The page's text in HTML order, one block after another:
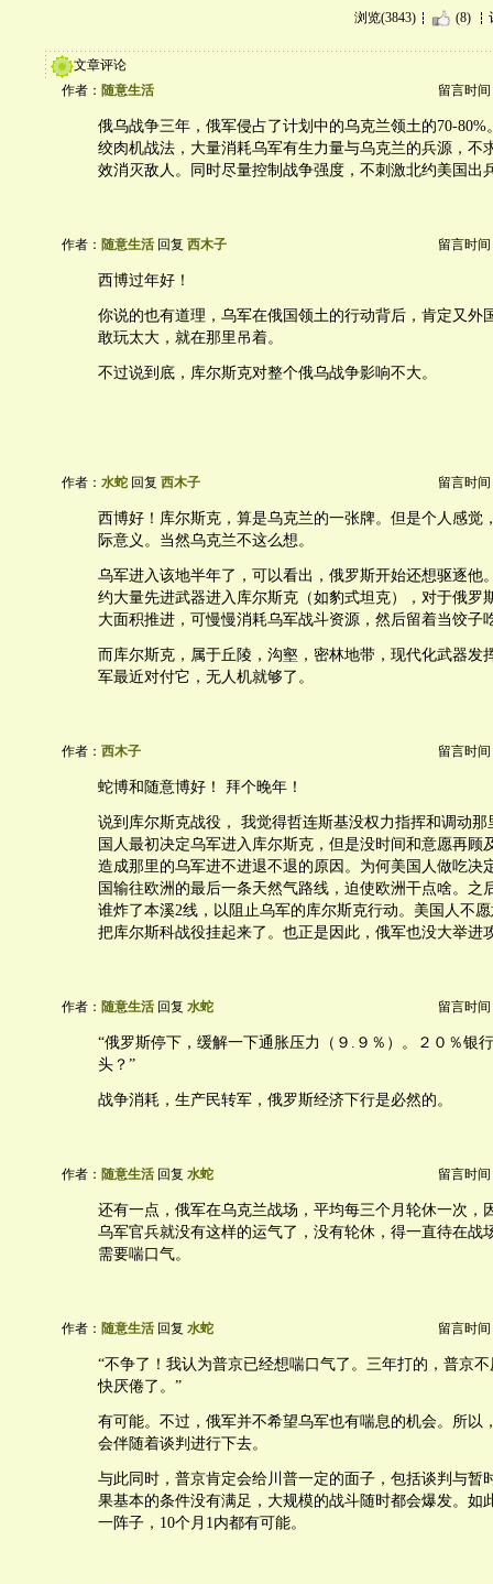
浏览(3843) (8)
文章评论
作者： 随意生活 留言时间
俄乌战争三年，俄军侵占了计划中的乌克兰领土的70-80%
绞肉机战法，大量消耗乌军有生力量与乌克兰的兵源，不
效消灭敌人。同时尽量控制战争强度，不刺激北约美国出
作者： 随意生活 回复 西木子 留言时间
西博过年好！
你说的也有道理，乌军在俄国领土的行动背后，肯定又外
敢玩太大，就在那里吊着。
不过说到底，库尔斯克对整个俄乌战争影响不大。
作者： 水蛇 回复 西木子 留言时间
西博好！库尔斯克，算是乌克兰的一张牌。但是个人感觉
际意义。当然乌克兰不这么想。
乌军进入该地半年了，可以看出，俄罗斯开始还想驱逐他
约大量先进武器进入库尔斯克（如豹式坦克），对于俄罗
大面积推进，可慢慢消耗乌军战斗资源，然后留着当饺子
而库尔斯克，属于丘陵，沟壑，密林地带，现代化武器发
军最近对付它，无人机就够了。
作者： 西木子 留言时间
蛇博和随意博好！ 拜个晚年！
说到库尔斯克战役， 我觉得哲连斯基没权力指挥和调动那
国人最初决定乌军进入库尔斯克，但是没时间和意愿再顾
造成那里的乌军进不进退不退的原因。为何美国人做吃决
国输往欧洲的最后一条天然气路线，迫使欧洲干点啥。之
谁炸了本溪2线，以阻止乌军的库尔斯克行动。美国人不
把库尔斯科战役挂起来了。也正是因此，俄军也没大举进
作者： 随意生活 回复 水蛇 留言时间
“俄罗斯停下，缓解一下通胀压力（９.９％）。２０％银
头？”
战争消耗，生产民转军，俄罗斯经济下行是必然的。
作者： 随意生活 回复 水蛇 留言时间
还有一点，俄军在乌克兰战场，平均每三个月轮休一次，
乌军官兵就没有这样的运气了，没有轮休，得一直待在战
需要喘口气。
作者： 随意生活 回复 水蛇 留言时间
“不争了！我认为普京已经想喘口气了。三年打的，普京
快厌倦了。”
有可能。不过，俄军并不希望乌军也有喘息的机会。所以
会伴随着谈判进行下去。
与此同时，普京肯定会给川普一定的面子，包括谈判与暂
果基本的条件没有满足，大规模的战斗随时都会爆发。如
一阵子，10个月1内都有可能。